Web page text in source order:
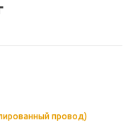
провод)